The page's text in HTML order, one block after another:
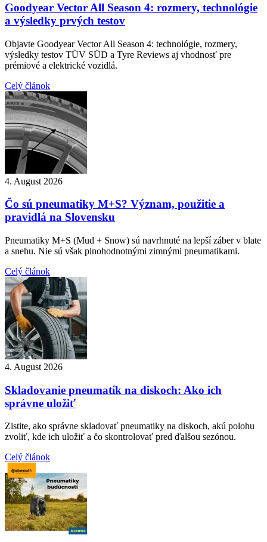
Goodyear Vector All Season 4: rozmery, technológie
a výsledky prvých testov
Objavte Goodyear Vector All Season 4: technológie, rozmery,
výsledky testov TÜV SÜD a Tyre Reviews aj vhodnosť pre
prémiové a elektrické vozidlá.
Celý článok
4. August 2026
Čo sú pneumatiky M+S? Význam, použitie a
pravidlá na Slovensku
Pneumatiky M+S (Mud + Snow) sú navrhnuté na lepší záber v blate
a snehu. Nie sú však plnohodnotnými zimnými pneumatikami.
Celý článok
4. August 2026
Skladovanie pneumatík na diskoch: Ako ich
správne uložiť
Zistite, ako správne skladovať pneumatiky na diskoch, akú polohu
zvoliť, kde ich uložiť a čo skontrolovať pred ďalšou sezónou.
Celý článok